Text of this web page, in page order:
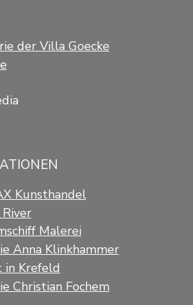
der Villa Goecke
Kunsthandel
Malerei
Anna Klinkhammer
in Krefeld
Christian Fochem